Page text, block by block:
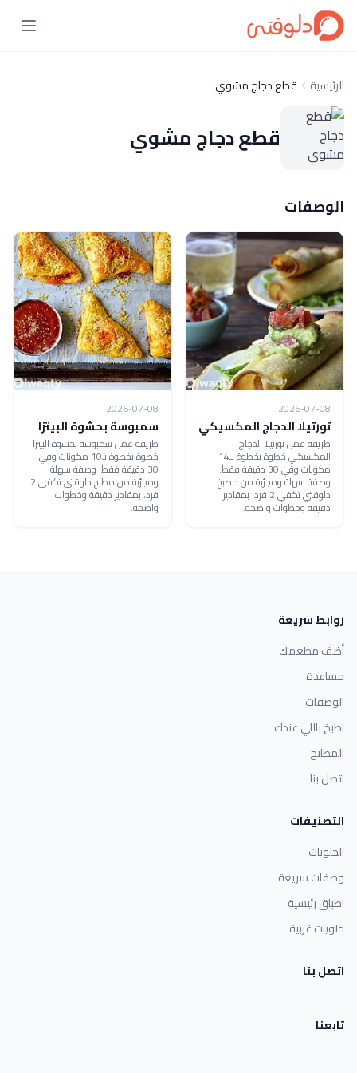
الرئيسية قطع دجاج مشوي
قطع دجاج مشوي
الوصفات
2026-07-08
تورتيلا الدجاج المكسيكي
طريقة عمل تورتيلا الدجاج
المكسيكي خطوة بخطوة بـ14
مكونات وفي 30 دقيقة فقط.
وصفة سهلة ومجرّبة من مطبخ
دلوقتي تكفي 2 فرد، بمقادير
دقيقة وخطوات واضحة.
2026-07-08
سمبوسة بحشوة البيتزا
طريقة عمل سمبوسة بحشوة البيتزا
خطوة بخطوة بـ10 مكونات وفي
30 دقيقة فقط. وصفة سهلة
ومجرّبة من مطبخ دلوقتي تكفي 2
فرد، بمقادير دقيقة وخطوات
واضحة.
روابط سريعة
أضف مطعمك
مساعدة
الوصفات
اطبخ باللي عندك
المطابخ
اتصل بنا
التصنيفات
الحلويات
وصفات سريعة
اطباق رئيسية
حلويات غربية
اتصل بنا
تابعنا